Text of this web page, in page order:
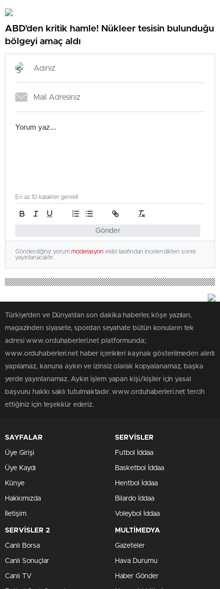
ABD’den kritik hamle! Nükleer tesisin bulunduğu
bölgeyi amaç aldı
Gönder
En az 10 karakter gerekli
Gönderdiğiniz yorum moderasyon ekibi tarafından incelendikten sonra
yayınlanacaktır.
Türkiye'den ve Dünya’dan son dakika haberler, köşe yazıları,
magazinden siyasete, spordan seyahate bütün konuların tek
adresi www.orduhaberleri.net platformunda;
www.orduhaberleri.net haber içerikleri kaynak gösterilmeden alıntı
yapılamaz, kanuna aykırı ve izinsiz olarak kopyalanamaz, başka
yerde yayınlanamaz. Aykırı işlem yapan kişi/kişiler için yasal
başvuru hakkı saklı tutulmaktadır. www.orduhaberleri.net tercih
ettiğiniz için teşekkür ederiz.
SAYFALAR
Üye Girişi
Üye Kaydı
Künye
Hakkımızda
İletişim
SERVİSLER
Futbol İddaa
Basketbol İddaa
Hentbol İddaa
Bilardo İddaa
Voleybol İddaa
SERVİSLER 2
Canlı Borsa
Canlı Sonuçlar
Canlı TV
MULTİMEDYA
Gazeteler
Hava Durumu
Haber Gönder